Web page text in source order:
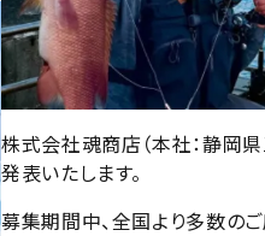
株式会社魂商店（本社：静岡
発表いたします。
募集期間中、全国より多数の